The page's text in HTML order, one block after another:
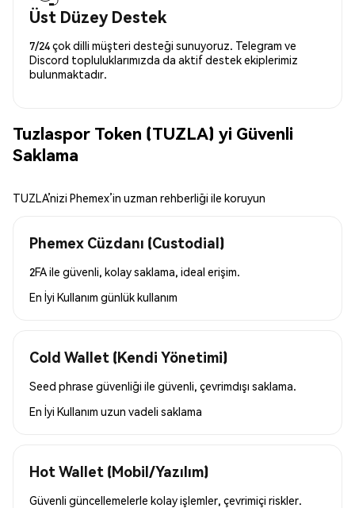
Üst Düzey Destek
7/24 çok dilli müşteri desteği sunuyoruz. Telegram ve
Discord topluluklarımızda da aktif destek ekiplerimiz
bulunmaktadır.
Tuzlaspor Token (TUZLA) yi Güvenli
Saklama
TUZLA’nizi Phemex’in uzman rehberliği ile koruyun
Phemex Cüzdanı (Custodial)
2FA ile güvenli, kolay saklama, ideal erişim.
En İyi Kullanım günlük kullanım
Cold Wallet (Kendi Yönetimi)
Seed phrase güvenliği ile güvenli, çevrimdışı saklama.
En İyi Kullanım uzun vadeli saklama
Hot Wallet (Mobil/Yazılım)
Güvenli güncellemelerle kolay işlemler, çevrimiçi riskler.